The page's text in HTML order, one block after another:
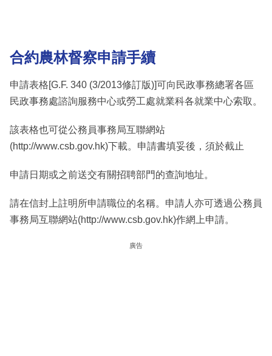
合約農林督察申請手續
申請表格[G.F. 340 (3/2013修訂版)]可向民政事務總署各區
民政事務處諮詢服務中心或勞工處就業科各就業中心索取。
該表格也可從公務員事務局互聯網站
(http://www.csb.gov.hk)下載。申請書填妥後，須於截止
申請日期或之前送交有關招聘部門的查詢地址。
請在信封上註明所申請職位的名稱。申請人亦可透過公務員
事務局互聯網站(http://www.csb.gov.hk)作網上申請。
廣告